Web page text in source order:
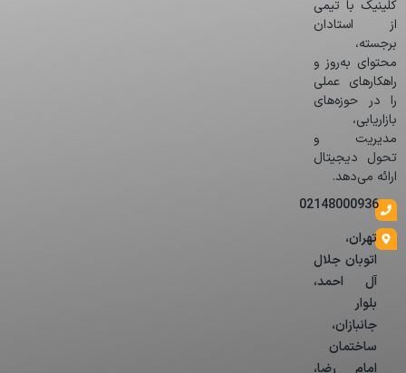
کلینیک با تیمی
از استادان
برجسته،
محتوای به‌روز و
راهکارهای عملی
را در حوزه‌های
بازاریابی،
مدیریت و
تحول دیجیتال
ارائه می‌دهد.
02148000936
تهران،
اتوبان جلال
آل احمد،
بلوار
جانبازان،
ساختمان
امام رضا،